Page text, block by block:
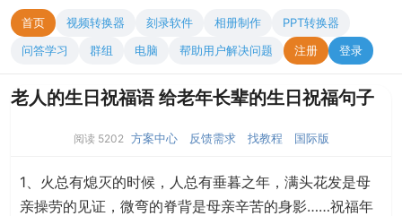
首页 视频转换器 刻录软件 相册制作
PPT转换器
问答学习
群组 电脑 帮助用户解决问题 注册 登录
老人的生日祝福语 给老年长辈的生日祝福句子
阅读 5202 方案中心 反馈需求 找教程 国际版
1、火总有熄灭的时候，人总有垂暮之年，满头花发是母
亲操劳的见证，微弯的脊背是母亲辛苦的身影……祝福年